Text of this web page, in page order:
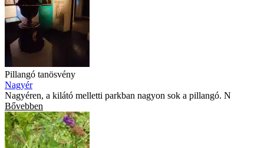
Pillangó tanösvény
Nagyér
Nagyéren, a kilátó melletti parkban nagyon sok a pillangó. N
Bővebben